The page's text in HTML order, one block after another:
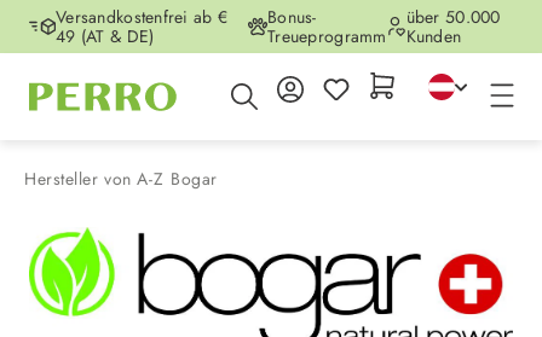
Zum Hauptinhalt springen
Versandkostenfrei ab €
49 (AT & DE)
Bonus-
Treueprogramm
über 50.000
Kunden
Hersteller von A-Z Bogar